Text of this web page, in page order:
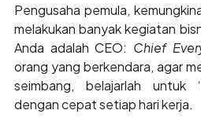
Pengusaha pemula,
melakukan banyak kegiatan
Anda adalah CEO: Chief
orang yang berkendara, agar
seimbang, belajarlah untuk
dengan cepat setiap hari kerja.